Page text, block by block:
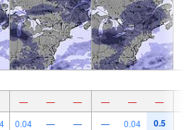
— — — — — —
0.04 — — — 0.04 0.5